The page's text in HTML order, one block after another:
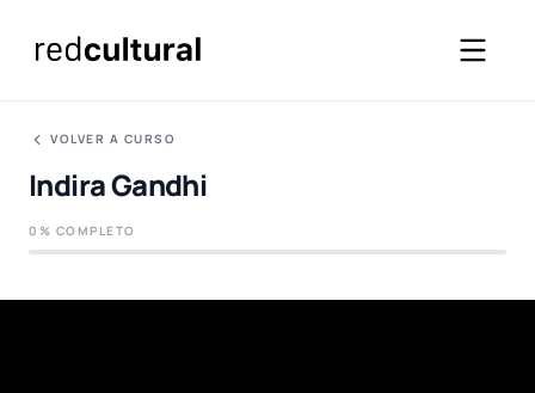
VOLVER A CURSO
Indira Gandhi
0% COMPLETO